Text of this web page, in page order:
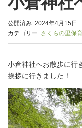
公開済み: 2024年4月15日
カテゴリー: さくらの里保
小倉神社へお散歩に行
挨拶に行きました！